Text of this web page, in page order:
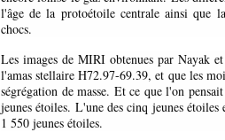
l'âge de la protoétoile centrale ainsi que
chocs.
Les images de MIRI obtenues par Nayak
l'amas stellaire H72.97-69.39, et que les
ségrégation de masse. Et ce que l'on
jeunes étoiles. L'une des cinq jeunes
1 550 jeunes étoiles.